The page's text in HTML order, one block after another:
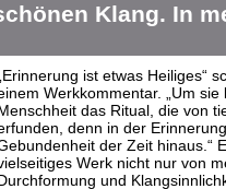
Klang. In
„Erinnerung ist etwas Heiliges“
Werkkommentar. „Um
das Ritual, die von
denn in der
der Zeit hinaus.“
Werk nicht nur von
und